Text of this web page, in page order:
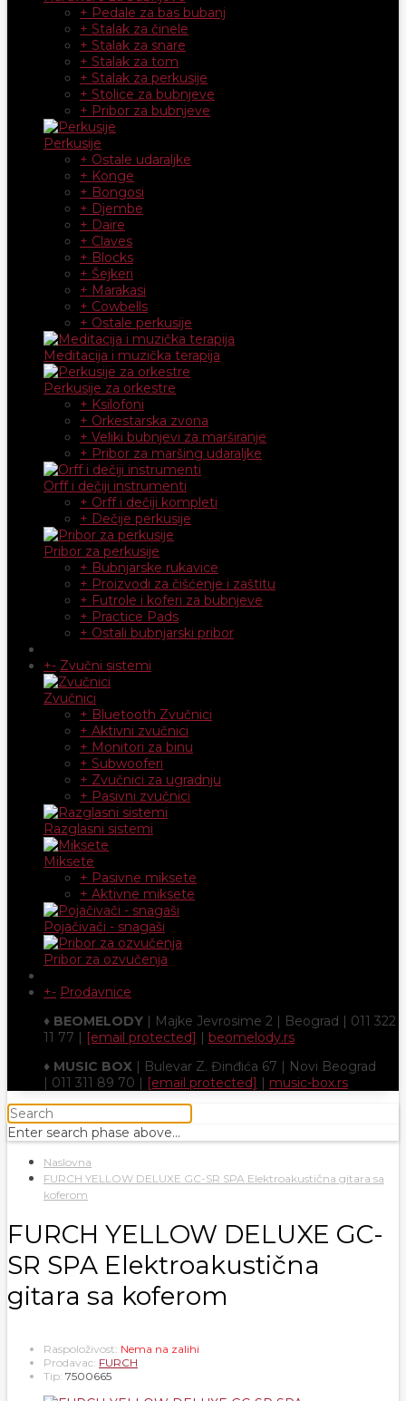
+ Pedale za bas bubanj
+ Stalak za činele
+ Stalak za snare
+ Stalak za tom
+ Stalak za perkusije
+ Stolice za bubnjeve
+ Pribor za bubnjeve
Perkusije
+ Ostale udaraljke
+ Konge
+ Bongosi
+ Djembe
+ Daire
+ Claves
+ Blocks
+ Šejkeri
+ Marakasi
+ Cowbells
+ Ostale perkusije
Meditacija i muzička terapija
Perkusije za orkestre
+ Ksilofoni
+ Orkestarska zvona
+ Veliki bubnjevi za marširanje
+ Pribor za maršing udaraljke
Orff i dečiji instrumenti
+ Orff i dečiji kompleti
+ Dečije perkusije
Pribor za perkusije
+ Bubnjarske rukavice
+ Proizvodi za čišćenje i zaštitu
+ Futrole i koferi za bubnjeve
+ Practice Pads
+ Ostali bubnjarski pribor
+- Zvučni sistemi
Zvučnici
+ Bluetooth Zvučnici
+ Aktivni zvučnici
+ Monitori za binu
+ Subwooferi
+ Zvučnici za ugradnju
+ Pasivni zvučnici
Razglasni sistemi
Miksete
+ Pasivne miksete
+ Aktivne miksete
Pojačivači - snagaši
Pribor za ozvučenja
+- Prodavnice
♦ BEOMELODY | Majke Jevrosime 2 | Beograd | 011 322
11 77 | [email protected] | beomelody.rs
♦ MUSIC BOX | Bulevar Z. Đinđića 67 | Novi Beograd
| 011 311 89 70 | [email protected] | music-box.rs
Enter search phase above...
Naslovna
FURCH YELLOW DELUXE GC-SR SPA Elektroakustična gitara sa
koferom
FURCH YELLOW DELUXE GC-
SR SPA Elektroakustična
gitara sa koferom
Raspoloživost: Nema na zalihi
Prodavac: FURCH
Tip: 7500665